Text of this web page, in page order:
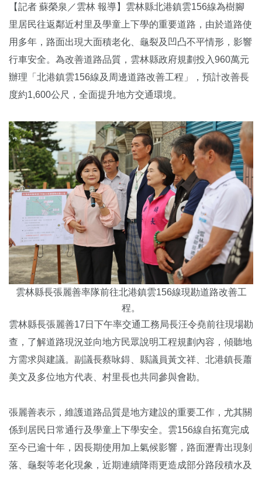
【記者 蘇榮泉／雲林 報導】雲林縣北港鎮雲156線為樹腳
里居民往返鄰近村里及學童上下學的重要道路，由於道路使
用多年，路面出現大面積老化、龜裂及凹凸不平情形，影響
行車安全。為改善道路品質，雲林縣政府規劃投入960萬元
辦理「北港鎮雲156線及周邊道路改善工程」，預計改善長
度約1,600公尺，全面提升地方交通環境。
雲林縣長張麗善率隊前往北港鎮雲156線現勘道路改善工
程。
雲林縣長張麗善17日下午率交通工務局長汪令堯前往現場勘
查，了解道路現況並向地方民眾說明工程規劃內容，傾聽地
方需求與建議。副議長蔡咏鍀、縣議員黃文祥、北港鎮長蕭
美文及多位地方代表、村里長也共同參與會勘。
張麗善表示，維護道路品質是地方建設的重要工作，尤其關
係到居民日常通行及學童上下學安全。雲156線自拓寬完成
至今已逾十年，因長期使用加上氣候影響，路面瀝青出現剝
落、龜裂等老化現象，近期連續降雨更造成部分路段積水及